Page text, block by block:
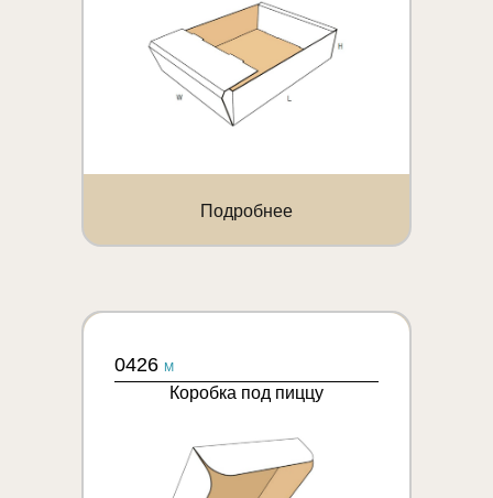
Подробнее
0426 M
Коробка под пиццу